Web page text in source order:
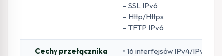
– SSL IPv6
– Http/Https
– TFTP IPv6
Cechy przełącznika
• 16 interfejsów IPv4/IPv6